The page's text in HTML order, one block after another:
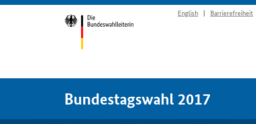
English Barrierefreiheit
Bundestagswahl 2017